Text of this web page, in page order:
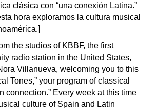
clásica con “una conexión Latina.”
hora exploramos la cultura musical
the studios of KBBF, the first
radio station in the United States,
Villanueva, welcoming you to this
Tones,” your program of classical
connection.” Every week at this time
culture of Spain and Latin